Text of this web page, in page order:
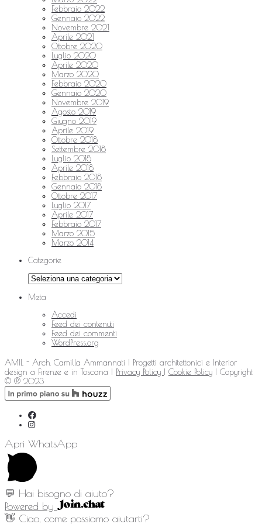
Febbraio 2022
Gennaio 2022
Novembre 2021
Aprile 2021
Ottobre 2020
Luglio 2020
Aprile 2020
Marzo 2020
Febbraio 2020
Gennaio 2020
Novembre 2019
Agosto 2019
Giugno 2019
Aprile 2019
Ottobre 2018
Settembre 2018
Luglio 2018
Aprile 2018
Febbraio 2018
Gennaio 2018
Ottobre 2017
Luglio 2017
Aprile 2017
Febbraio 2017
Marzo 2015
Marzo 2014
Categorie
Categorie
Meta
Accedi
Feed dei contenuti
Feed dei commenti
WordPress.org
AMIL - Arch. Camilla Ammannati | Progetti architettonici e Interior
design a Firenze e in Toscana | Privacy Policy | Cookie Policy | Copyright
© ® 2023
Apri WhatsApp
💬 Hai bisogno di aiuto?
Powered by
👋 Ciao, come possiamo aiutarti?